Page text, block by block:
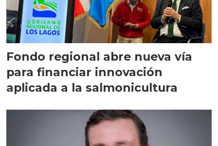
Fondo regional abre nueva vía
para financiar innovación
aplicada a la salmonicultura